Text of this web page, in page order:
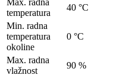
Max. radna
temperatura
40 °C
Min. radna
temperatura
okoline
0 °C
Max. radna
vlažnost
90 %